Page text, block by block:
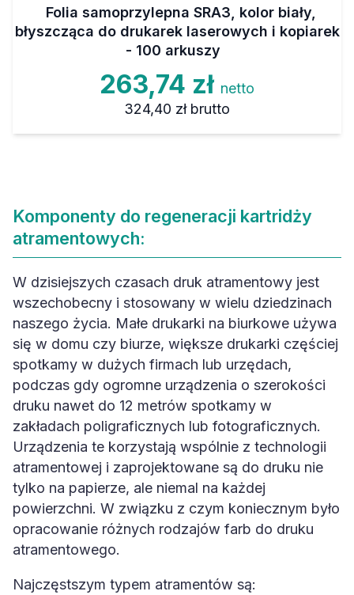
Folia samoprzylepna SRA3, kolor biały,
błyszcząca do drukarek laserowych i kopiarek
- 100 arkuszy
263,74 zł netto
324,40 zł brutto
Komponenty do regeneracji kartridży
atramentowych:
W dzisiejszych czasach druk atramentowy jest
wszechobecny i stosowany w wielu dziedzinach
naszego życia. Małe drukarki na biurkowe używa
się w domu czy biurze, większe drukarki częściej
spotkamy w dużych firmach lub urzędach,
podczas gdy ogromne urządzenia o szerokości
druku nawet do 12 metrów spotkamy w
zakładach poligraficznych lub fotograficznych.
Urządzenia te korzystają wspólnie z technologii
atramentowej i zaprojektowane są do druku nie
tylko na papierze, ale niemal na każdej
powierzchni. W związku z czym koniecznym było
opracowanie różnych rodzajów farb do druku
atramentowego.
Najczęstszym typem atramentów są: